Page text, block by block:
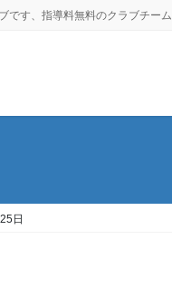
です、指導料無料のクラブチーム
日